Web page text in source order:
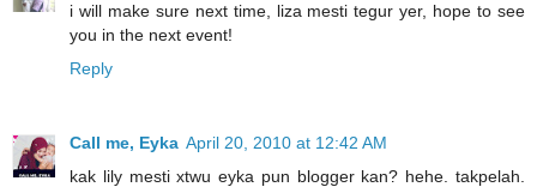
i will make sure next time, liza mesti tegur yer, hope to see
you in the next event!
Reply
Call me, Eyka April 20, 2010 at 12:42 AM
kak lily mesti xtwu eyka pun blogger kan? hehe. takpelah.